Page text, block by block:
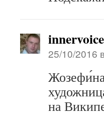
innervoice
25/10/2016
на